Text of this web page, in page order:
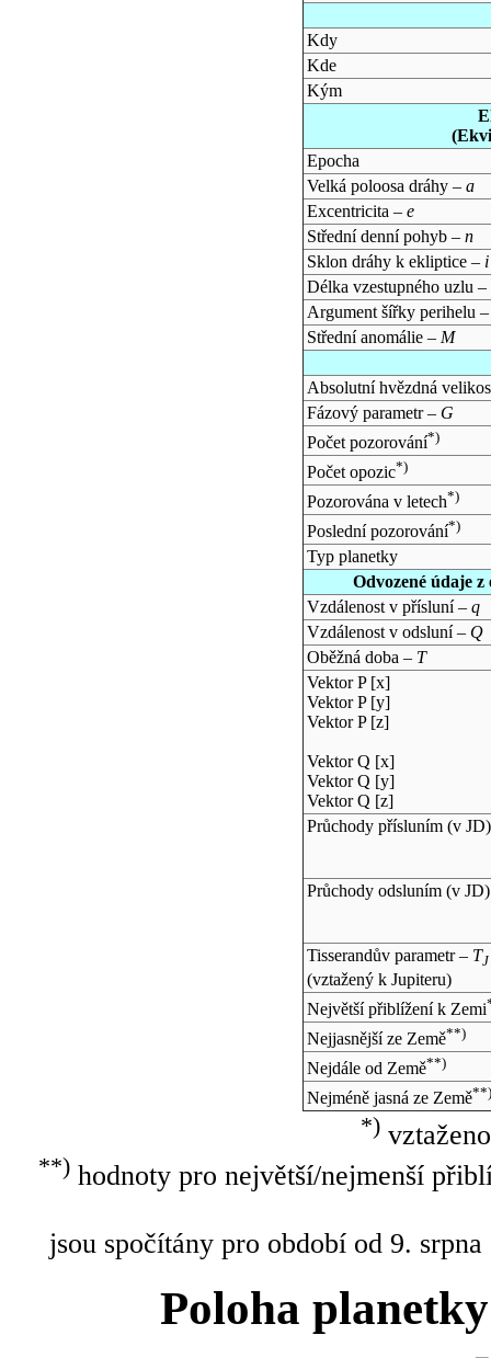
Kdy
Kde
Kým
Epocha
Velká poloosa dráhy – a
Excentricita – e
Střední denní pohyb – n
Sklon dráhy k ekliptice – i
Délka vzestupného uzlu –
Argument šířky perihelu
Střední anomálie – M
Absolutní hvězdná
Fázový parametr – G
Počet pozorování*)
Počet opozic*)
Pozorována v letech*)
Poslední pozorování*)
Typ planetky
Odvozené údaje
Vzdálenost v přísluní – q
Vzdálenost v odsluní – Q
Oběžná doba – T
Vektor P [x]
Vektor P [y]
Vektor P [z]
Vektor Q [x]
Vektor Q [y]
Vektor Q [z]
Průchody přísluním (v JD)
Průchody odsluním (v JD)
Tisserandův parametr – TJ
(vztažený k Jupiteru)
Největší přiblížení k Zemi
Nejjasnější ze Země**)
Nejdále od Země**)
Nejméně jasná ze Země**)
*)
**)hodnoty pro největší/nejmenší
jsou spočítány pro období od 9.
Poloha